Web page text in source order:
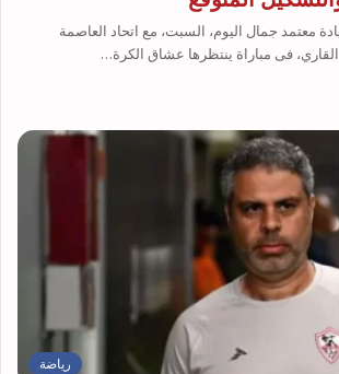
معتمد جمال اليوم، السبت، مع اتحاد العاصمة
فى مباراة ينتظرها عشاق الكرة…
رياضة